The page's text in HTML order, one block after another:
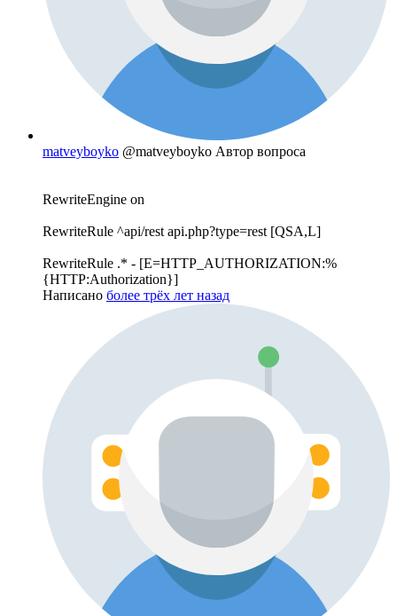
matveyboyko @matveyboyko Автор вопроса
RewriteEngine on
RewriteRule ^api/rest api.php?type=rest [QSA,L]
RewriteRule .* - [E=HTTP_AUTHORIZATION:%
{HTTP:Authorization}]
Написано более трёх лет назад